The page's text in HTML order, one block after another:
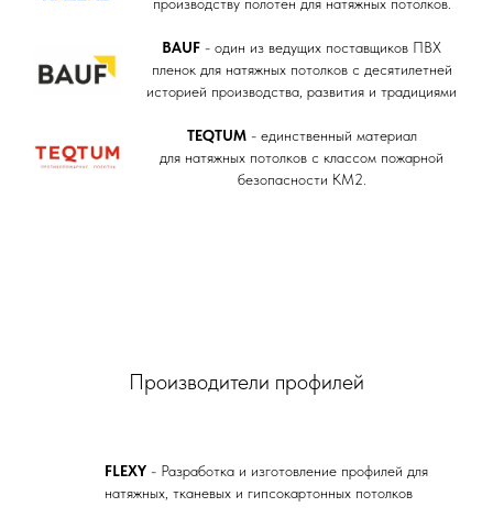
BAUF - один из ведущих поставщиков ПВХ
пленок для натяжных потолков с десятилетней
историей производства, развития и традициями
TEQTUM- единственный материал
для натяжных потолков с классом пожарной
безопасности КМ2.
Производители профилей
FLEXY- Разработка и изготовление профилей для
натяжных, тканевых и гипсокартонных потолков